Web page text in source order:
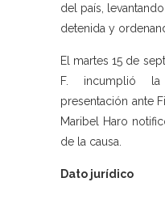
del país,
detenida y
El martes 15 de
F. incumplió
presentación ante
Maribel Haro
de la causa.
Dato jurídico